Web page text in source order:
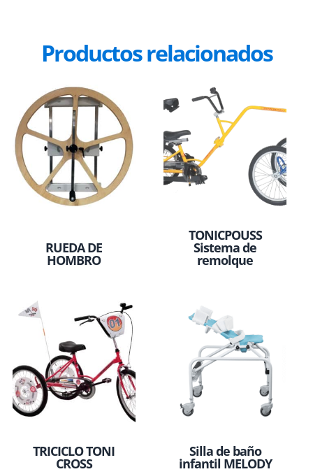
Productos relacionados
RUEDA DE
HOMBRO
TONICPOUSS
Sistema de
remolque
TRICICLO TONI
CROSS
Silla de baño
infantil MELODY